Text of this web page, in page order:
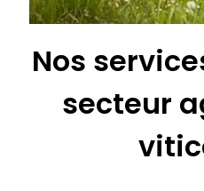
Nos
secteur